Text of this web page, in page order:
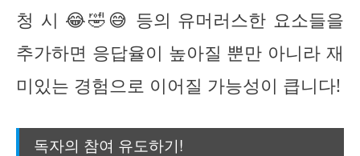
청 시 😂🤣😅 등의 유머러스한 요소들을
추가하면 응답율이 높아질 뿐만 아니라 재
미있는 경험으로 이어질 가능성이 큽니다!
독자의 참여 유도하기!